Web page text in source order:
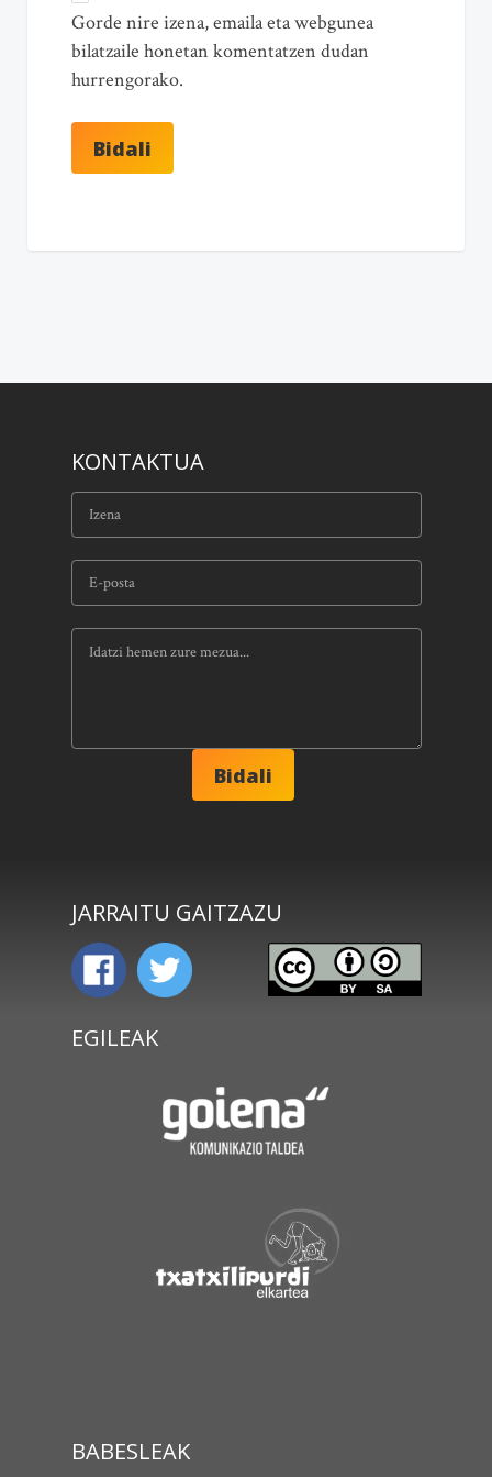
Gorde nire izena, emaila eta webgunea
bilatzaile honetan komentatzen dudan
hurrengorako.
KONTAKTUA
JARRAITU GAITZAZU
EGILEAK
BABESLEAK